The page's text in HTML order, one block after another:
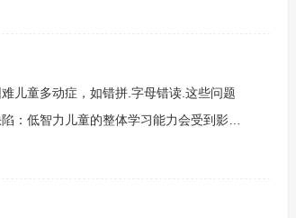
如果你只有一个小时就能做到，你会在一
学习困难，成绩处于及格边缘，无法取得